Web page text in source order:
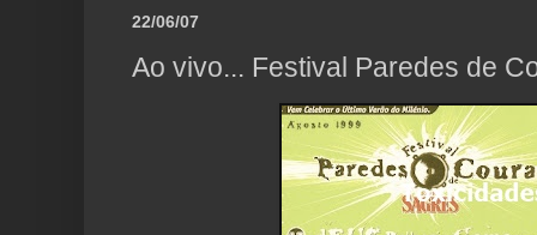
22/06/07
Ao vivo... Festival Paredes de